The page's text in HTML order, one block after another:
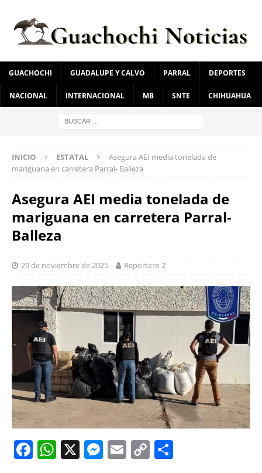
GUACHOCHI GUADALUPE Y CALVO PARRAL DEPORTES
NACIONAL INTERNACIONAL MB SNTE CHIHUAHUA
INICIO ESTATAL
Asegura AEI media tonelada de
mariguana en carretera Parral- Balleza
Asegura AEI media tonelada de
mariguana en carretera Parral-
Balleza
29 de noviembre de 2025 Reportero 2
F W X M E C